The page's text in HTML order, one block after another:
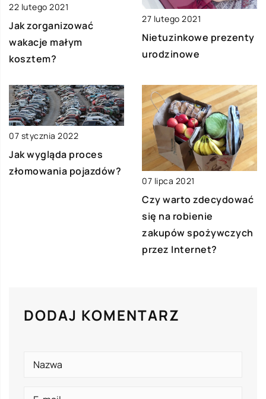
22 lutego 2021
Jak zorganizować
wakacje małym
kosztem?
27 lutego 2021
Nietuzinkowe prezenty
urodzinowe
07 stycznia 2022
Jak wygląda proces
złomowania pojazdów?
07 lipca 2021
Czy warto zdecydować
się na robienie
zakupów spożywczych
przez Internet?
DODAJ KOMENTARZ